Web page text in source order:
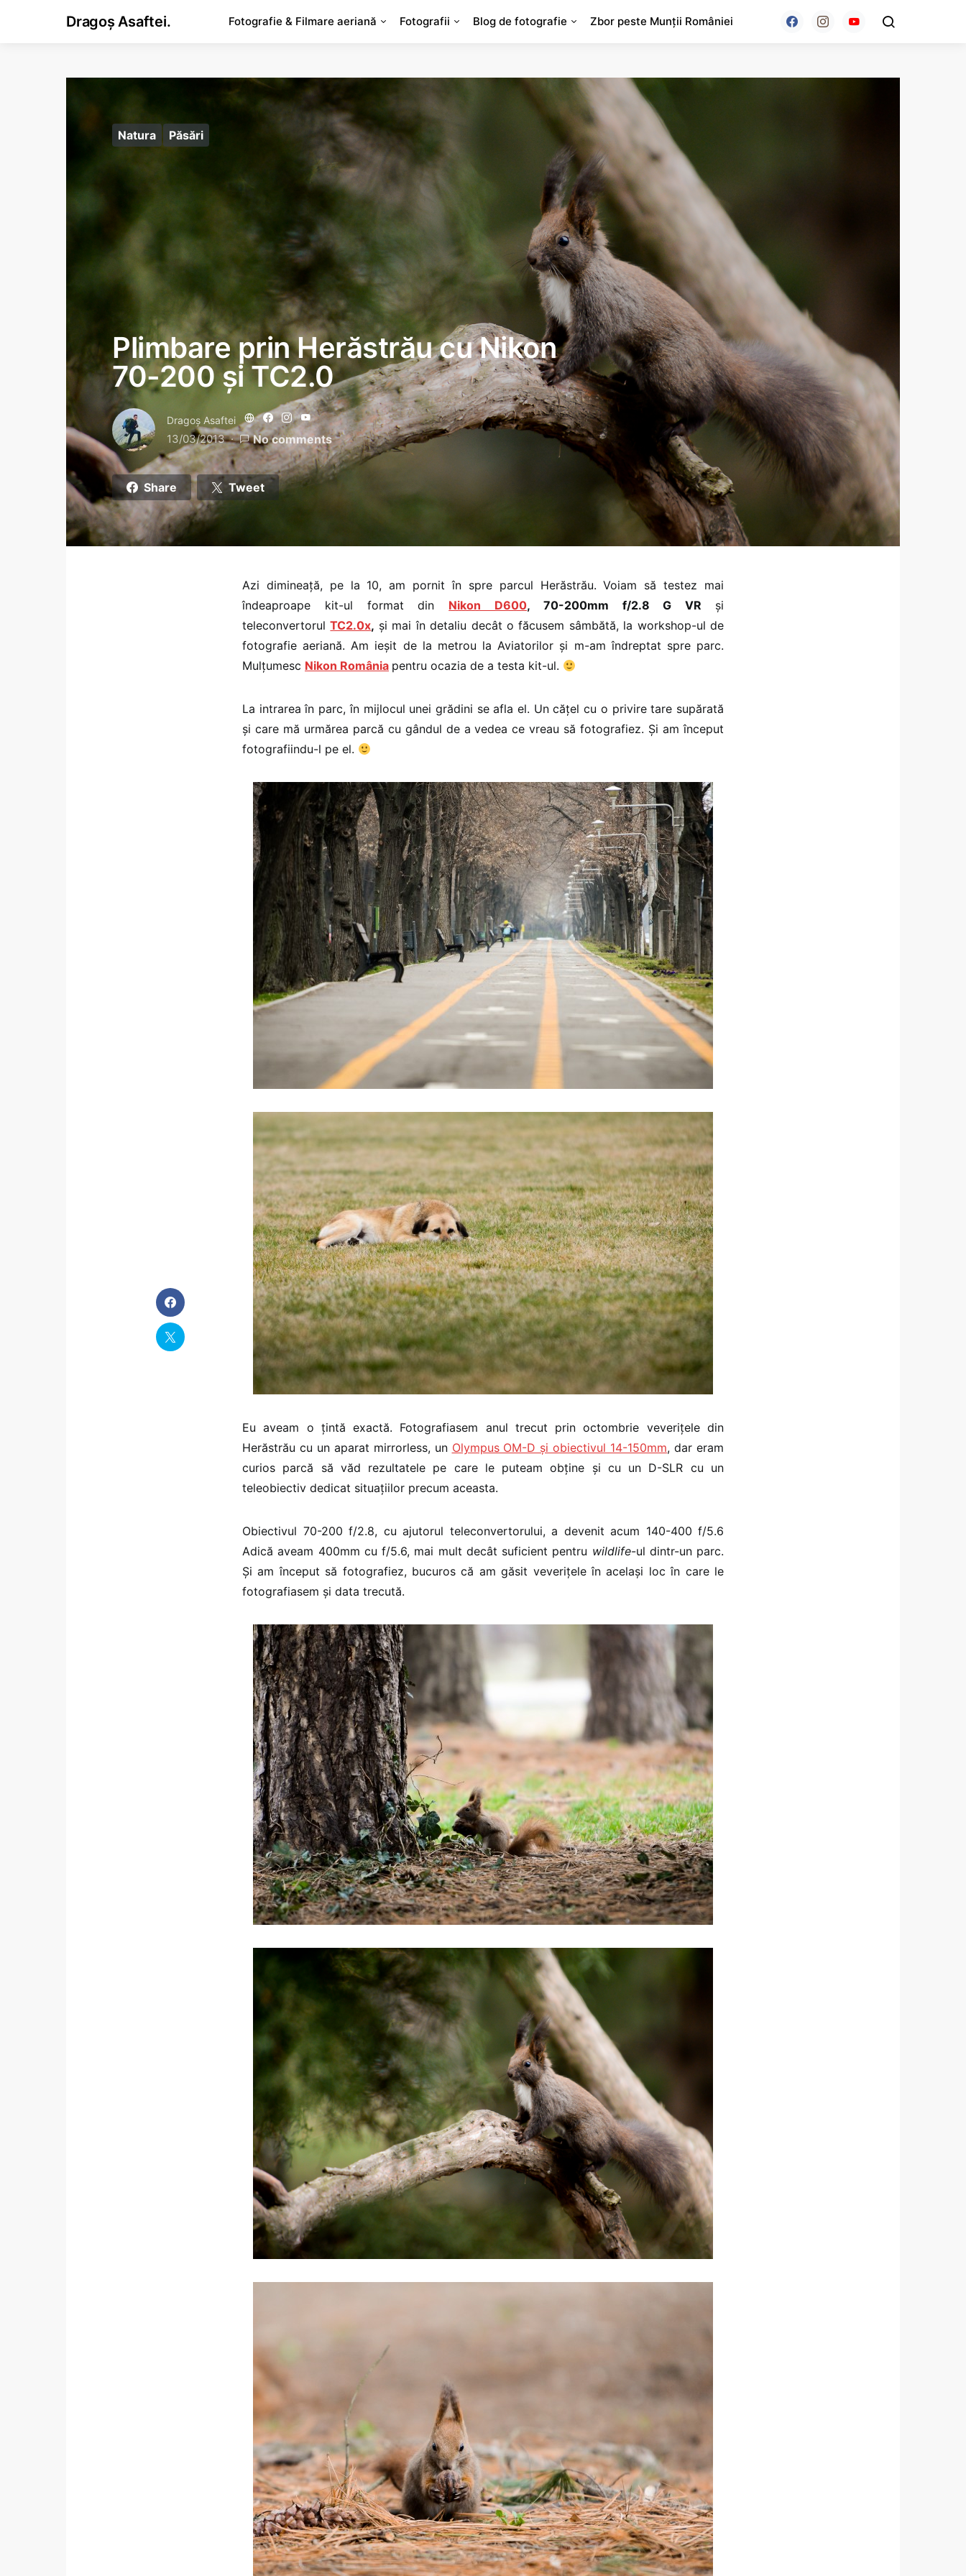
Dragoș Asaftei. Fotografie & Filmare aeriană Fotografii Blog de fotografie Zbor peste Munții României
Natura Păsări
Plimbare prin Herăstrău cu Nikon
70-200 și TC2.0
Dragoş Asaftei
13/03/2013 No comments
Share Tweet
Azi dimineață, pe la 10, am pornit în spre parcul Herăstrău. Voiam să testez mai
îndeaproape kit-ul format din Nikon D600, 70-200mm f/2.8 G VR și
teleconvertorulTC2.0x, și mai în detaliu decât o făcusem sâmbătă, la workshop-ul de
fotografie aeriană. Am ieșit de la metrou la Aviatorilor și m-am îndreptat spre parc.
Mulțumesc Nikon România pentru ocazia de a testa kit-ul.
La intrarea în parc, în mijlocul unei grădini se afla el. Un cățel cu o privire tare supărată
și care mă urmărea parcă cu gândul de a vedea ce vreau să fotografiez. Și am început
fotografiindu-l pe el.
Eu aveam o țintă exactă. Fotografiasem anul trecut prin octombrie veverițele din
Herăstrău cu un aparat mirrorless, un Olympus OM-D și obiectivul 14-150mm, dar eram
curios parcă să văd rezultatele pe care le puteam obține și cu un D-SLR cu un
teleobiectiv dedicat situațiilor precum aceasta.
Obiectivul 70-200 f/2.8, cu ajutorul teleconvertorului, a devenit acum 140-400 f/5.6
Adică aveam 400mm cu f/5.6, mai mult decât suficient pentru wildlife-ul dintr-un parc.
Și am început să fotografiez, bucuros că am găsit veverițele în același loc în care le
fotografiasem și data trecută.